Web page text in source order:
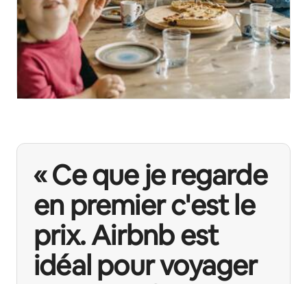
« Ce que je regarde
en premier c'est le
prix. Airbnb est
idéal pour voyager